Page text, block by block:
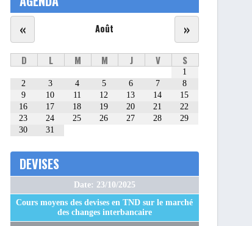
Août
« »
D L M M J V S
1
2
3 4 5 6 7
8
9
10 11 12 13 14
15
16
17 18 19 20 21
22
23
24 25 26 27 28
29
30
31
DEVISES
Date: 23/10/2025
Cours moyens des devises en TND sur le marché
des changes interbancaire